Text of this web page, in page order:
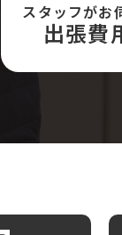
スタッフがお
出張費